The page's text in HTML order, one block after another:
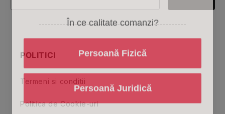
-------------------------------------------------
POLITICI
Termeni si conditii
Politica de Cookie-uri
În ce calitate comanzi?
Persoană Fizică
Persoană Juridică